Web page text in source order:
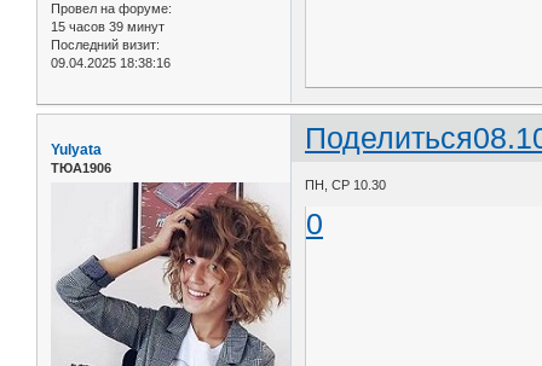
Провел на форуме:
15 часов 39 минут
Последний визит:
09.04.2025 18:38:16
Поделиться
Yulyata
ТЮА1906
ПН, СР 10.30
0